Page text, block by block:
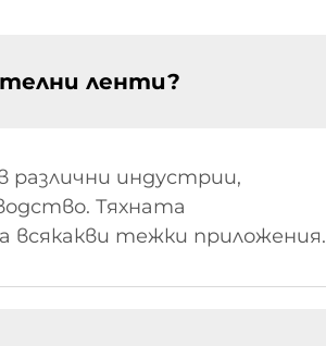
ленти?
индустрии,
Тяхната
всякакви тежки приложения.